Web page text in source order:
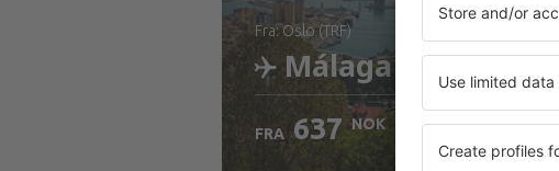
fra: Oslo (TRF)
Málaga
FRA 637 NOK